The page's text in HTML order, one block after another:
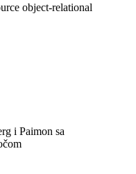
object-relational
i Paimon sa